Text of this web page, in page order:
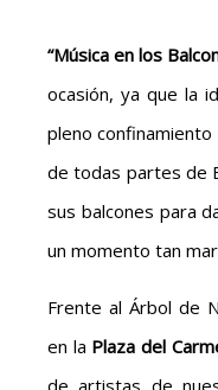
“Música en los
ocasión, ya que la
pleno confinamiento
de todas partes de
sus balcones para
un momento tan
Frente al Árbol de
en la Plaza del